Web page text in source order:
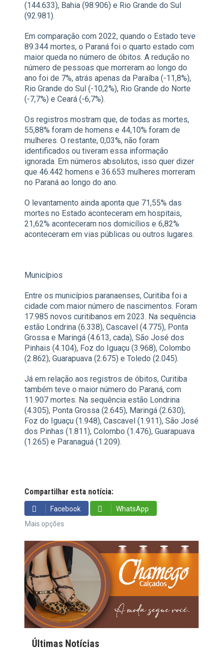
(144.633), Bahia (98.906) e Rio Grande do Sul
(92.981).
Em comparação com 2022, quando o Estado teve
89.344 mortes, o Paraná foi o quarto estado com
maior queda no número de óbitos. A redução no
número de pessoas que morreram ao longo do
ano foi de 7%, atrás apenas da Paraíba (-11,8%),
Rio Grande do Sul (-10,2%), Rio Grande do Norte
(-7,7%) e Ceará (-6,7%).
Os registros mostram que, de todas as mortes,
55,88% foram de homens e 44,10% foram de
mulheres. O restante, 0,03%, não foram
identificados ou tiveram essa informação
ignorada. Em números absolutos, isso quer dizer
que 46.442 homens e 36.653 mulheres morreram
no Paraná ao longo do ano.
O levantamento ainda aponta que 71,55% das
mortes no Estado aconteceram em hospitais,
21,62% aconteceram nos domicílios e 6,82%
aconteceram em vias públicas ou outros lugares.
Municípios
Entre os municípios paranaenses, Curitiba foi a
cidade com maior número de nascimentos. Foram
17.985 novos curitibanos em 2023. Na sequência
estão Londrina (6.338), Cascavel (4.775), Ponta
Grossa e Maringá (4.613, cada), São José dos
Pinhais (4.104), Foz do Iguaçu (3.968), Colombo
(2.862), Guarapuava (2.675) e Toledo (2.045).
Já em relação aos registros de óbitos, Curitiba
também teve o maior número do Paraná, com
11.907 mortes. Na sequência estão Londrina
(4.305), Ponta Grossa (2.645), Maringá (2.630),
Foz do Iguaçu (1.948), Cascavel (1.911), São José
dos Pinhas (1.811), Colombo (1.476), Guarapuava
(1.265) e Paranaguá (1.209).
Compartilhar esta notícia:
Facebook
WhatsApp
Mais opções
Últimas Notícias